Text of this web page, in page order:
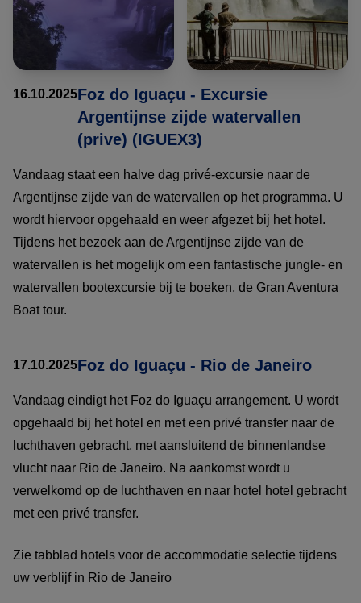
16.10.2025Foz do Iguaçu - Excursie
Argentijnse zijde watervallen
(prive) (IGUEX3)
Vandaag staat een halve dag privé-excursie naar de
Argentijnse zijde van de watervallen op het programma. U
wordt hiervoor opgehaald en weer afgezet bij het hotel.
Tijdens het bezoek aan de Argentijnse zijde van de
watervallen is het mogelijk om een fantastische jungle- en
watervallen bootexcursie bij te boeken, de Gran Aventura
Boat tour.
17.10.2025Foz do Iguaçu - Rio de Janeiro
Vandaag eindigt het Foz do Iguaçu arrangement. U wordt
opgehaald bij het hotel en met een privé transfer naar de
luchthaven gebracht, met aansluitend de binnenlandse
vlucht naar Rio de Janeiro. Na aankomst wordt u
verwelkomd op de luchthaven en naar hotel hotel gebracht
met een privé transfer.
Zie tabblad hotels voor de accommodatie selectie tijdens
uw verblijf in Rio de Janeiro